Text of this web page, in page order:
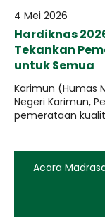
4 Mei 2026
Hardiknas
Tekankan
untuk Semua
Karimun (Humas
Negeri Karimun,
pemerataan
Acara